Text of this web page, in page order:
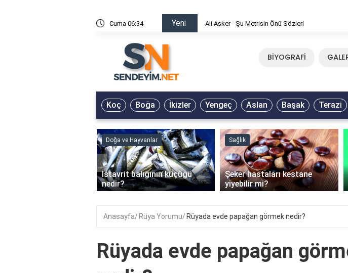
Cuma 06:34 Yeni Ali Asker - Şu Metrisin Önü Sözleri
BİYOGRAFİ
Koç Boğa İkizler Yengeç Aslan Başak Terazi
Doğa ve Hayvanlar
İstavrit balığının küçüğü
nedir?
Sağlık
Şeker hastaları kestane
yiyebilir mi?
‹
Anasayfa Rüya Yorumu Rüyada evde papağan görmek nedir?
Rüyada evde papağan